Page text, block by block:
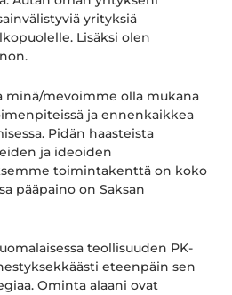
yrityksiä
Lisäksi olen
minä/mevoimme olla mukana
ja ennenkaikkea
Pidän haasteista
ja ideoiden
toimintakenttä on koko
pääpaino on Saksan
teollisuuden PK-
eteenpäin sen
Ominta alaani ovat